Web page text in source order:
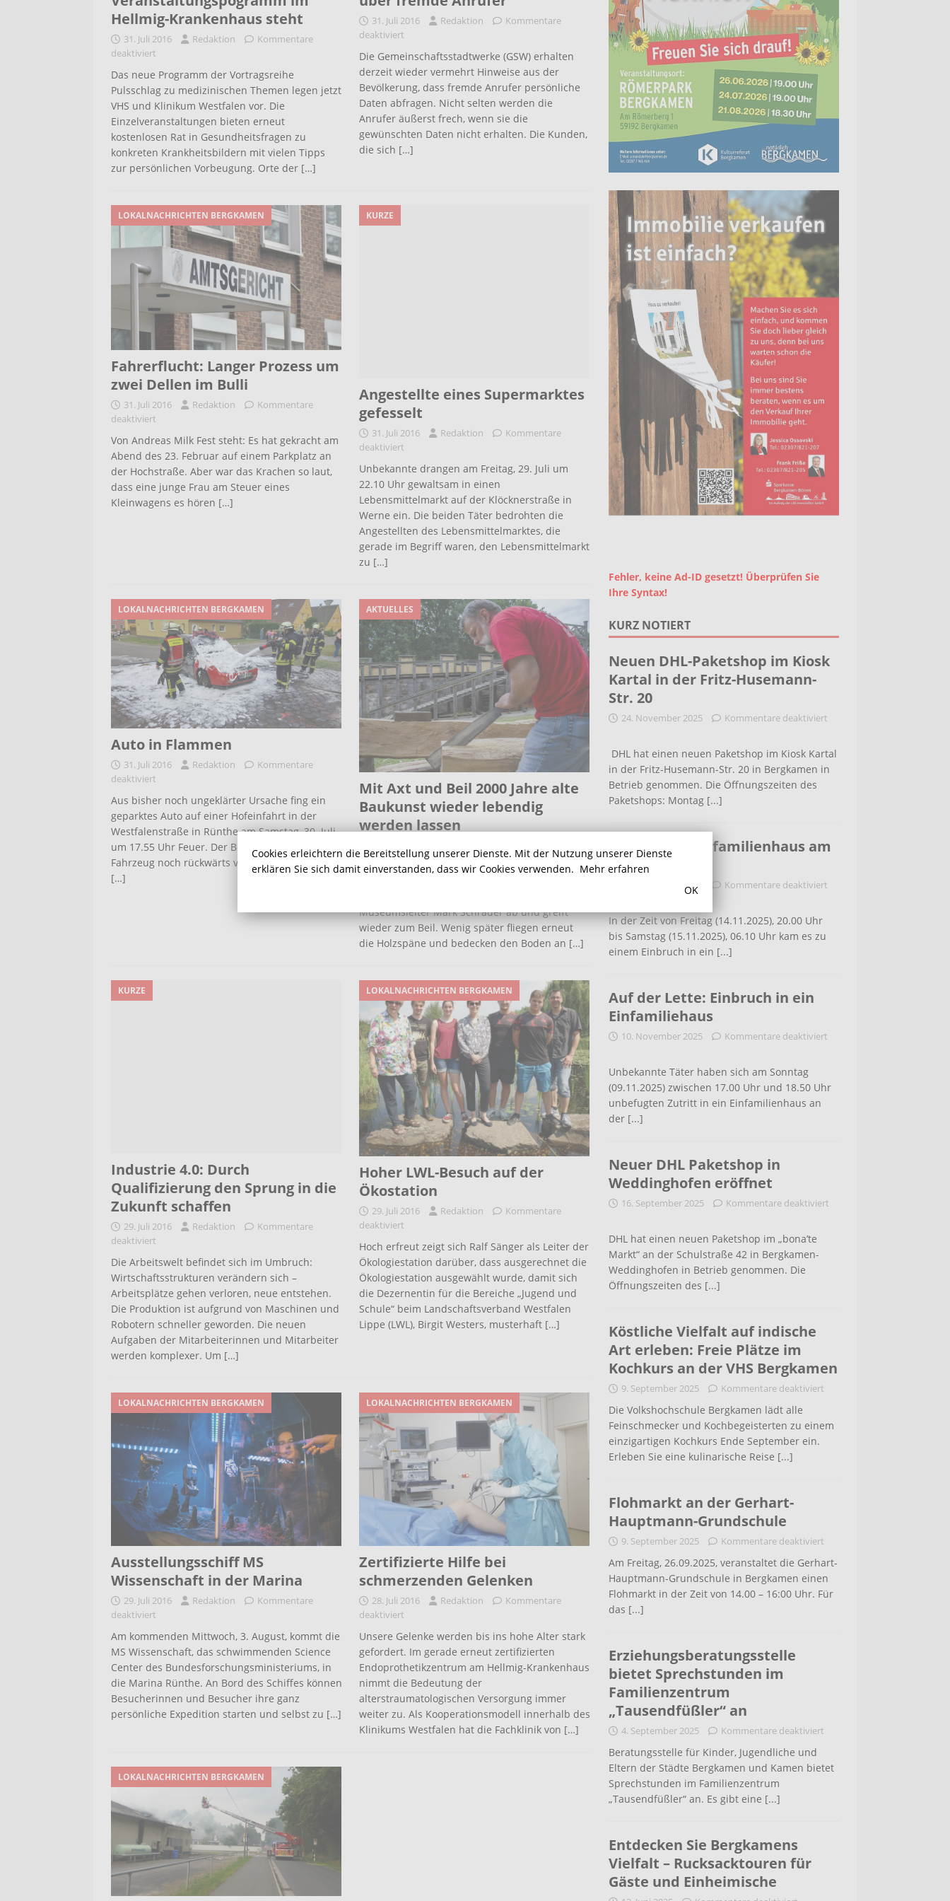
Hellmig-Krankenhaus steht
31. Juli 2016 Redaktion
Kommentare
deaktiviert
Das neue Programm der Vortragsreihe
Pulsschlag zu medizinischen Themen legen jetzt
VHS und Klinikum Westfalen vor. Die
Einzelveranstaltungen bieten erneut
kostenlosen Rat in Gesundheitsfragen zu
konkreten Krankheitsbildern mit vielen Tipps
zur persönlichen Vorbeugung. Orte der […]
31. Juli 2016 Redaktion
Kommentare
deaktiviert
Die Gemeinschaftsstadtwerke (GSW) erhalten
derzeit wieder vermehrt Hinweise aus der
Bevölkerung, dass fremde Anrufer persönliche
Daten abfragen. Nicht selten werden die
Anrufer äußerst frech, wenn sie die
gewünschten Daten nicht erhalten. Die Kunden,
die sich […]
LOKALNACHRICHTEN BERGKAMEN
Fahrerflucht: Langer Prozess um
zwei Dellen im Bulli
31. Juli 2016 Redaktion
Kommentare
deaktiviert
Von Andreas Milk Fest steht: Es hat gekracht am
Abend des 23. Februar auf einem Parkplatz an
der Hochstraße. Aber war das Krachen so laut,
dass eine junge Frau am Steuer eines
Kleinwagens es hören […]
KURZE
Angestellte eines Supermarktes
gefesselt
31. Juli 2016 Redaktion
Kommentare
deaktiviert
Unbekannte drangen am Freitag, 29. Juli um
22.10 Uhr gewaltsam in einen
Lebensmittelmarkt auf der Klöcknerstraße in
Werne ein. Die beiden Täter bedrohten die
Angestellten des Lebensmittelmarktes, die
gerade im Begriff waren, den Lebensmittelmarkt
zu […]
LOKALNACHRICHTEN BERGKAMEN
Auto in Flammen
31. Juli 2016 Redaktion
Kommentare
deaktiviert
Aus bisher noch ungeklärter Ursache fing ein
geparktes Auto auf einer Hofeinfahrt in der
Westfalenstraße in Rünthe am Samstag, 30. Juli,
um 17.55 Uhr Feuer. Der Besitzer konnte das
Fahrzeug noch rückwärts von der Hofeinfahrt
[…]
AKTUELLES
Mit Axt und Beil 2000 Jahre alte
Baukunst wieder lebendig
werden lassen
Kommentare deaktiviert
Museumsleiter Mark Schrader ab und greift
wieder zum Beil. Wenig später fliegen erneut
die Holzspäne und bedecken den Boden an […]
KURZE
Industrie 4.0: Durch
Qualifizierung den Sprung in die
Zukunft schaffen
29. Juli 2016 Redaktion
Kommentare
deaktiviert
Die Arbeitswelt befindet sich im Umbruch:
Wirtschaftsstrukturen verändern sich –
Arbeitsplätze gehen verloren, neue entstehen.
Die Produktion ist aufgrund von Maschinen und
Robotern schneller geworden. Die neuen
Aufgaben der Mitarbeiterinnen und Mitarbeiter
werden komplexer. Um […]
LOKALNACHRICHTEN BERGKAMEN
Hoher LWL-Besuch auf der
Ökostation
29. Juli 2016 Redaktion
Kommentare
deaktiviert
Hoch erfreut zeigt sich Ralf Sänger als Leiter der
Ökologiestation darüber, dass ausgerechnet die
Ökologiestation ausgewählt wurde, damit sich
die Dezernentin für die Bereiche „Jugend und
Schule“ beim Landschaftsverband Westfalen
Lippe (LWL), Birgit Westers, musterhaft […]
LOKALNACHRICHTEN BERGKAMEN
Ausstellungsschiff MS
Wissenschaft in der Marina
29. Juli 2016 Redaktion
Kommentare
deaktiviert
Am kommenden Mittwoch, 3. August, kommt die
MS Wissenschaft, das schwimmenden Science
Center des Bundesforschungsministeriums, in
die Marina Rünthe. An Bord des Schiffes können
Besucherinnen und Besucher ihre ganz
persönliche Expedition starten und selbst zu […]
LOKALNACHRICHTEN BERGKAMEN
Zertifizierte Hilfe bei
schmerzenden Gelenken
28. Juli 2016 Redaktion
Kommentare
deaktiviert
Unsere Gelenke werden bis ins hohe Alter stark
gefordert. Im gerade erneut zertifizierten
Endoprothetikzentrum am Hellmig-Krankenhaus
nimmt die Bedeutung der
alterstraumatologischen Versorgung immer
weiter zu. Als Kooperationsmodell innerhalb des
Klinikums Westfalen hat die Fachklinik von […]
LOKALNACHRICHTEN BERGKAMEN
Fehler, keine Ad-ID gesetzt! Überprüfen Sie
Ihre Syntax!
KURZ NOTIERT
Neuen DHL-Paketshop im Kiosk
Kartal in der Fritz-Husemann-
Str. 20
24. November 2025 Kommentare deaktiviert
DHL hat einen neuen Paketshop im Kiosk Kartal
in der Fritz-Husemann-Str. 20 in Bergkamen in
Betrieb genommen. Die Öffnungszeiten des
Paketshops: Montag [...]
Einbruch in Einfamilienhaus am
Haldenweg
16. November 2025 Kommentare deaktiviert
In der Zeit von Freitag (14.11.2025), 20.00 Uhr
bis Samstag (15.11.2025), 06.10 Uhr kam es zu
einem Einbruch in ein [...]
Auf der Lette: Einbruch in ein
Einfamiliehaus
10. November 2025 Kommentare deaktiviert
Unbekannte Täter haben sich am Sonntag
(09.11.2025) zwischen 17.00 Uhr und 18.50 Uhr
unbefugten Zutritt in ein Einfamilienhaus an
der [...]
Neuer DHL Paketshop in
Weddinghofen eröffnet
16. September 2025 Kommentare deaktiviert
DHL hat einen neuen Paketshop im „bona’te
Markt“ an der Schulstraße 42 in Bergkamen-
Weddinghofen in Betrieb genommen. Die
Öffnungszeiten des [...]
Köstliche Vielfalt auf indische
Art erleben: Freie Plätze im
Kochkurs an der VHS Bergkamen
9. September 2025 Kommentare deaktiviert
Die Volkshochschule Bergkamen lädt alle
Feinschmecker und Kochbegeisterten zu einem
einzigartigen Kochkurs Ende September ein.
Erleben Sie eine kulinarische Reise [...]
Flohmarkt an der Gerhart-
Hauptmann-Grundschule
9. September 2025 Kommentare deaktiviert
Am Freitag, 26.09.2025, veranstaltet die Gerhart-
Hauptmann-Grundschule in Bergkamen einen
Flohmarkt in der Zeit von 14.00 – 16:00 Uhr. Für
das [...]
Erziehungsberatungsstelle
bietet Sprechstunden im
Familienzentrum
„Tausendfüßler“ an
4. September 2025 Kommentare deaktiviert
Beratungsstelle für Kinder, Jugendliche und
Eltern der Städte Bergkamen und Kamen bietet
Sprechstunden im Familienzentrum
„Tausendfüßler“ an. Es gibt eine [...]
Entdecken Sie Bergkamens
Vielfalt – Rucksacktouren für
Gäste und Einheimische
Cookies erleichtern die Bereitstellung unserer Dienste. Mit der Nutzung unserer Dienste
erklären Sie sich damit einverstanden, dass wir Cookies verwenden. Mehr erfahren
OK